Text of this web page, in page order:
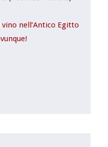
nell’Antico Egitto